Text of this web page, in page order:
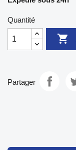
Quantité

Partager